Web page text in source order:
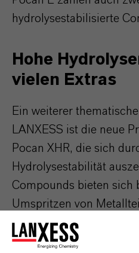
hydrolysestabilisierte
Hohe
vielen Extras
Ein weiterer
LANXESS ist die neue
Pocan XHR, die sich
Hydrolysestabilität
Compounds bieten sich
Umspritzen von
Temperaturwechseln
der hohen